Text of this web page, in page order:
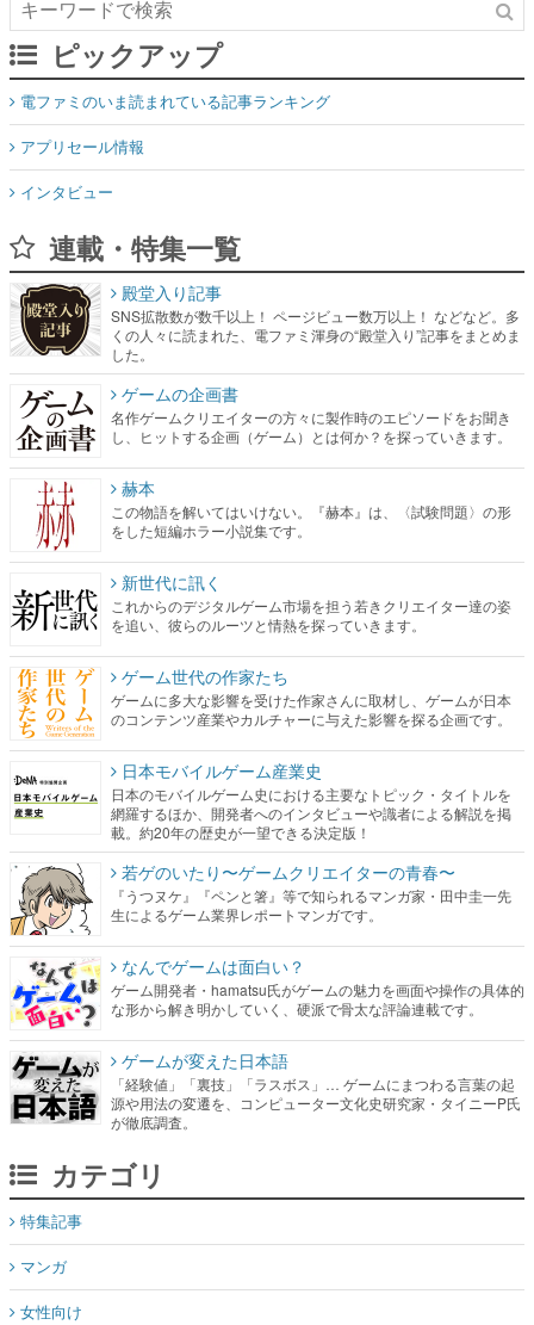
電ファミのいま読まれている記事ランキング
アプリセール情報
インタビュー
連載・特集一覧
くの人々に読まれた、電ファミ渾身の“殿堂入り”記事をまとめま
した。
ゲームの企画書
名作ゲームクリエイターの方々に製作時のエピソードをお聞き
し、ヒットする企画（ゲーム）とは何か？を探っていきます。
赫本
この物語を解いてはいけない。『赫本』は、〈試験問題〉の形
をした短編ホラー小説集です。
新世代に訊く
これからのデジタルゲーム市場を担う若きクリエイター達の姿
を追い、彼らのルーツと情熱を探っていきます。
ゲーム世代の作家たち
ゲームに多大な影響を受けた作家さんに取材し、ゲームが日本
のコンテンツ産業やカルチャーに与えた影響を探る企画です。
日本モバイルゲーム産業史
日本のモバイルゲーム史における主要なトピック・タイトルを
網羅するほか、開発者へのインタビューや識者による解説を掲
若ゲのいたり〜ゲームクリエイターの青春〜
『うつヌケ』『ペンと箸』等で知られるマンガ家・田中圭一先
生によるゲーム業界レポートマンガです。
なんでゲームは面白い？
ゲーム開発者・hamatsu氏がゲームの魅力を画面や操作の具体的
な形から解き明かしていく、硬派で骨太な評論連載です。
ゲームが変えた日本語
「経験値」「裏技」「ラスボス」… ゲームにまつわる言葉の起
源や用法の変遷を、コンピューター文化史研究家・タイニーP氏
カテゴリ
マンガ
女性向け
アプリレビュー